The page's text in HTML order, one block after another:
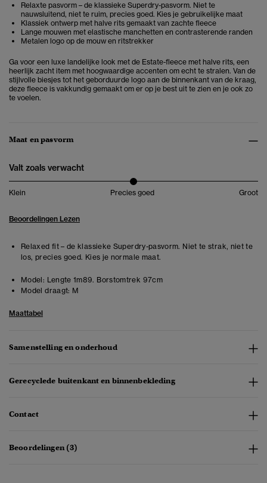
Relaxte pasvorm – de klassieke Superdry-pasvorm. Niet te
nauwsluitend, niet te ruim, precies goed. Kies je gebruikelijke maat
Klassiek ontwerp met halve rits gemaakt van zachte fleece
Lange mouwen met elastische manchetten en contrasterende randen
Metalen logo op de mouw en ritstrekker
Ga voor een luxe landelijke look met de Estate-fleece met halve rits, een
heerlijk zacht item met hoogwaardige accenten om echt te stralen. Van de
stijlvolle biesjes tot het geborduurde logo aan de binnenkant van de kraag,
deze fleece is vakkundig gemaakt om er op je best uit te zien en je ook zo
te voelen.
Maat en pasvorm
Valt zoals verwacht
Klein Precies goed Groot
Beoordelingen Lezen
Relaxed fit – de klassieke Superdry-pasvorm. Niet te strak, niet te
los, precies goed. Kies je normale maat.
Model: Lengte 1m89. Borstomtrek 97cm
Model draagt: M
Maattabel
Samenstelling en onderhoud
Gerecyclede buitenkant en binnenbekleding
Contact
Beoordelingen (3)